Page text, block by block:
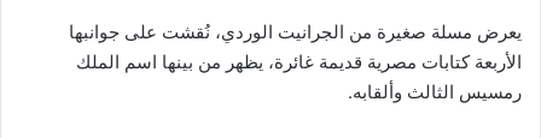
يعرض مسلة صغيرة من الجرانيت الوردي، نُقشت على جوانبها
الأربعة كتابات مصرية قديمة غائرة، يظهر من بينها اسم الملك
رمسيس الثالث وألقابه.